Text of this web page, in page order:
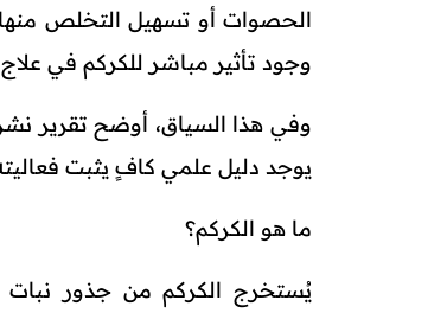
الحصوات أو تسهيل التخلص منها.
وجود تأثير مباشر للكركم في
يوجد دليل علمي كافٍ يثبت
ما هو الكركم؟
يُستخرج الكركم من جذور